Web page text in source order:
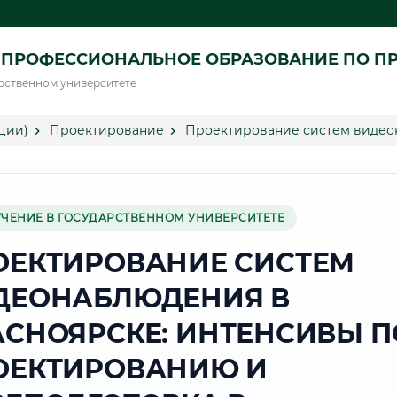
ОБРАЗОВАНИЕ ПО
университете
Проектирование Проектирование систем
В ГОСУДАРСТВЕННОМ УНИВЕРСИТЕТЕ
СИСТЕМ
В
ИНТЕНСИВЫ
И